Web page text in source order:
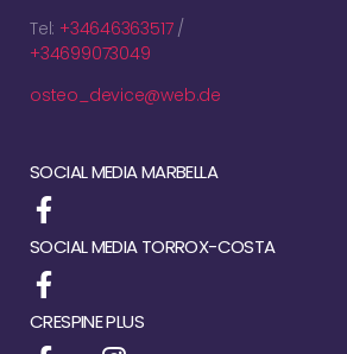
Tel: +34646363517/
+34699073049
osteo_device@web.de
SOCIAL MEDIA MARBELLA
SOCIAL MEDIA TORROX-COSTA
CRESPINE PLUS